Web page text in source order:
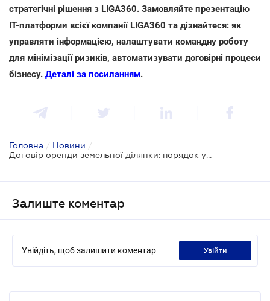
стратегічні рішення з LIGA360. Замовляйте презентацію
IT-платформи всієї компанії LIGA360 та дізнайтеся: як
управляти інформацією, налаштувати командну роботу
для мінімізації ризиків, автоматизувати договірні процеси
бізнесу. Деталі за посиланням.
Головна / Новини /
Договір оренди земельної ділянки: порядок укладення
Залиште коментар
Увійдіть, щоб залишити коментар увійти